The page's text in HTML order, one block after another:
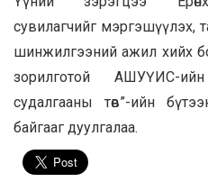
сувилагчийг мэргэшүүлэх,
шинжилгээний ажил хийх
зорилготой АШУҮИС-
судалгааны төв”-ийн
байгааг дуулгалаа.